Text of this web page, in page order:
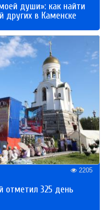
души»: как найти
других в Каменске
2205
отметил 325 день